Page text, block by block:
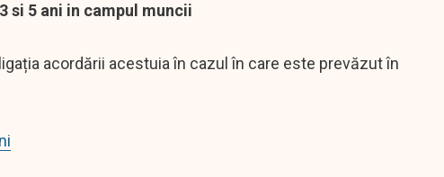
si 5 ani in campul muncii
acordării acestuia în cazul în care este prevăzut în